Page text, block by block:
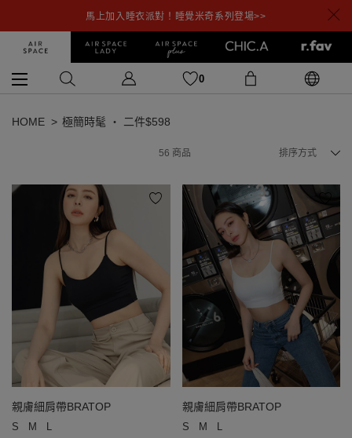
馬上加入睡衣派對！睡覺米奇系列登場>>
0
HOME 極簡時髦 ‧ 二件$598
56 商品 排序方式
親膚細肩帶BRATOP
S M
親膚細肩帶BRATOP
S M